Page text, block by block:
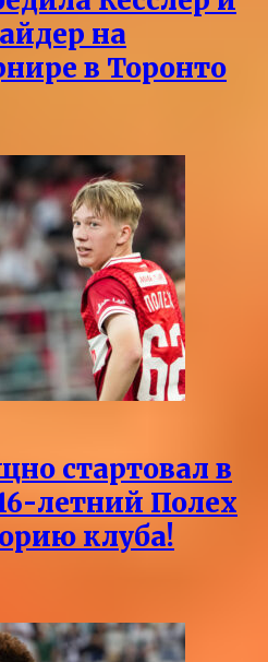
на
в Торонто
стартовал в
летний Полех
клуба!